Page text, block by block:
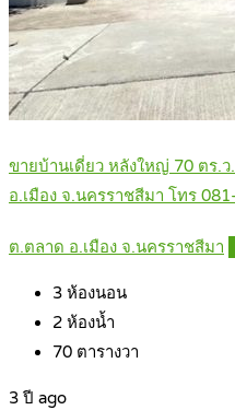
ขายบ้านเดี่ยว หลังใหญ่ 70 ตร.
อ.เมือง จ.นครราชสีมา โทร
ต.ตลาด อ.เมือง จ.นครราชสีมา
3 ห้องนอน
2 ห้องน้ำ
70 ตารางวา
3 ปี ago